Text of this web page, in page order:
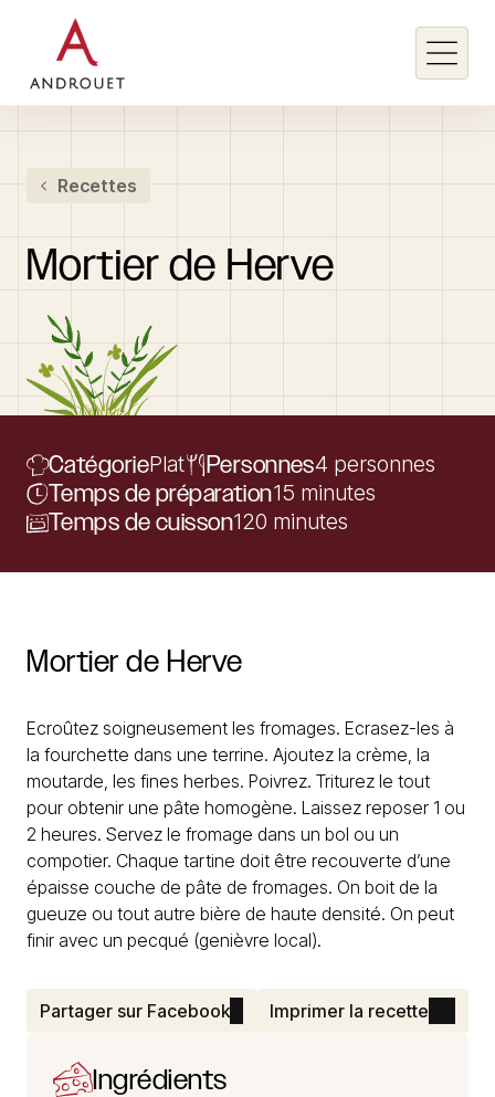
Rechercher un mot clé
Recettes
Mortier de Herve
CatégoriePlat Personnes4 personnes
Temps de préparation15 minutes
Temps de cuisson120 minutes
Mortier de Herve
Ecroûtez soigneusement les fromages. Ecrasez-les à
la fourchette dans une terrine. Ajoutez la crème, la
moutarde, les fines herbes. Poivrez. Triturez le tout
pour obtenir une pâte homogène. Laissez reposer 1 ou
2 heures. Servez le fromage dans un bol ou un
compotier. Chaque tartine doit être recouverte d’une
épaisse couche de pâte de fromages. On boit de la
gueuze ou tout autre bière de haute densité. On peut
finir avec un pecqué (genièvre local).
Partager sur Facebook Imprimer la recette
Ingrédients